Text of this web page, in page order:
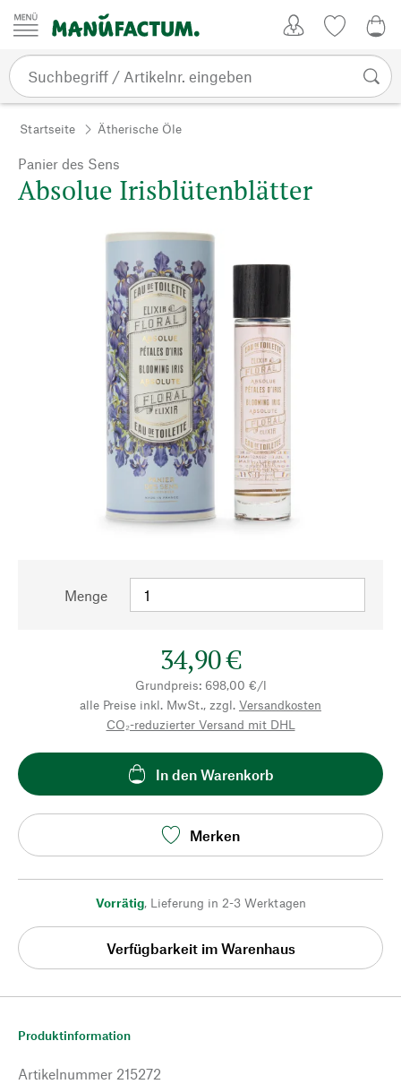
Zum Inhalt springen
Startseite Ätherische Öle
Panier des Sens
Absolue Irisblütenblätter
Menge
34,90 €
Grundpreis: 698,00 €/l
alle Preise inkl. MwSt., zzgl. Versandkosten
CO₂-reduzierter Versand mit DHL
In den Warenkorb
Merken
Vorrätig, Lieferung in 2-3 Werktagen
Verfügbarkeit im Warenhaus
Produktinformation
Artikelnummer 215272